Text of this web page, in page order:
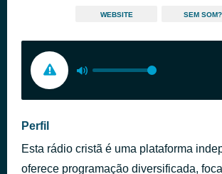
WEBSITE SEM SOM?
Perfil
Esta rádio cristã é uma plataforma
oferece programação diversificada,